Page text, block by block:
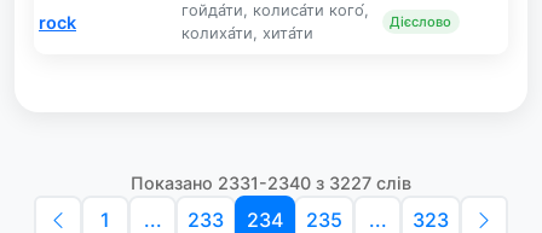
rock
гойда́ти, колиса́ти кого́,
колиха́ти, хита́ти
Дієслово
Показано 2331-2340 з 3227 слів
1 ... 233 234 235 ... 323